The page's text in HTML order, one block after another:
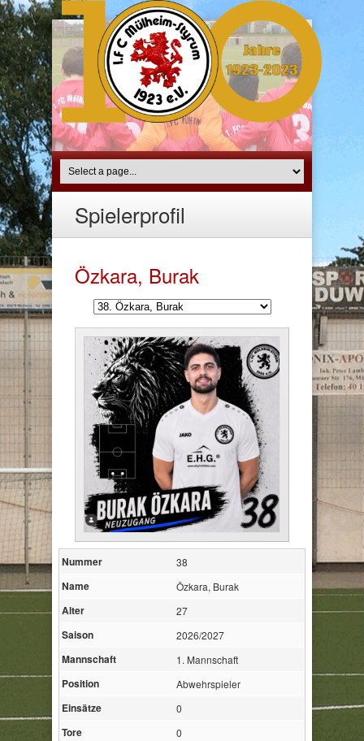
Spielerprofil
Özkara, Burak
Nummer 38
Name Özkara, Burak
Alter 27
Saison 2026/2027
Mannschaft 1. Mannschaft
Position Abwehrspieler
Einsätze 0
Tore 0